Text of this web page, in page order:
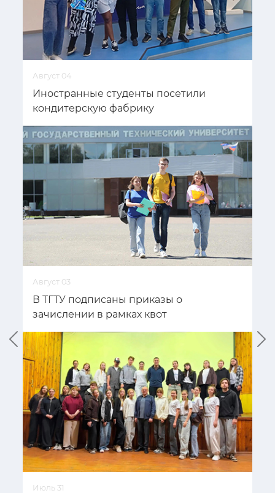
Август 04
Иностранные студенты посетили
кондитерскую фабрику
Август 03
В ТГТУ подписаны приказы о
зачислении в рамках квот
Июль 31
Предыдущий